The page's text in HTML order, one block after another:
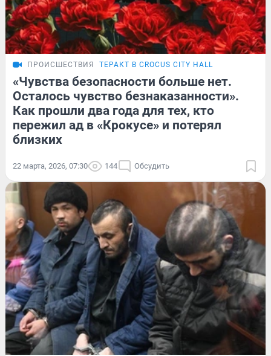
ПРОИСШЕСТВИЯ ТЕРАКТ В CROCUS CITY HALL
«Чувства безопасности больше нет.
Осталось чувство безнаказанности».
Как прошли два года для тех, кто
пережил ад в «Крокусе» и потерял
близких
22 марта, 2026, 07:30 144 Обсудить